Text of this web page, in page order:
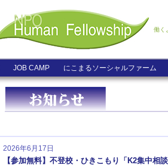
働く
JOB CAMP にこまるソーシャルファーム
2026年6月17日
【参加無料】不登校・ひきこもり「K2集中相